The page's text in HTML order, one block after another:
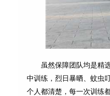
虽然保障团队均是精
中训练，烈日暴晒、蚊虫
个人都清楚，每一次训练